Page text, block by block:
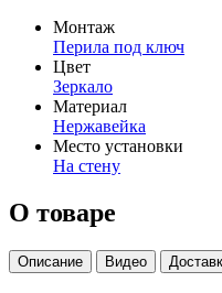
Монтаж
Перила под ключ
Цвет
Зеркало
Материал
Нержавейка
Место установки
На стену
О товаре
Описание Видео